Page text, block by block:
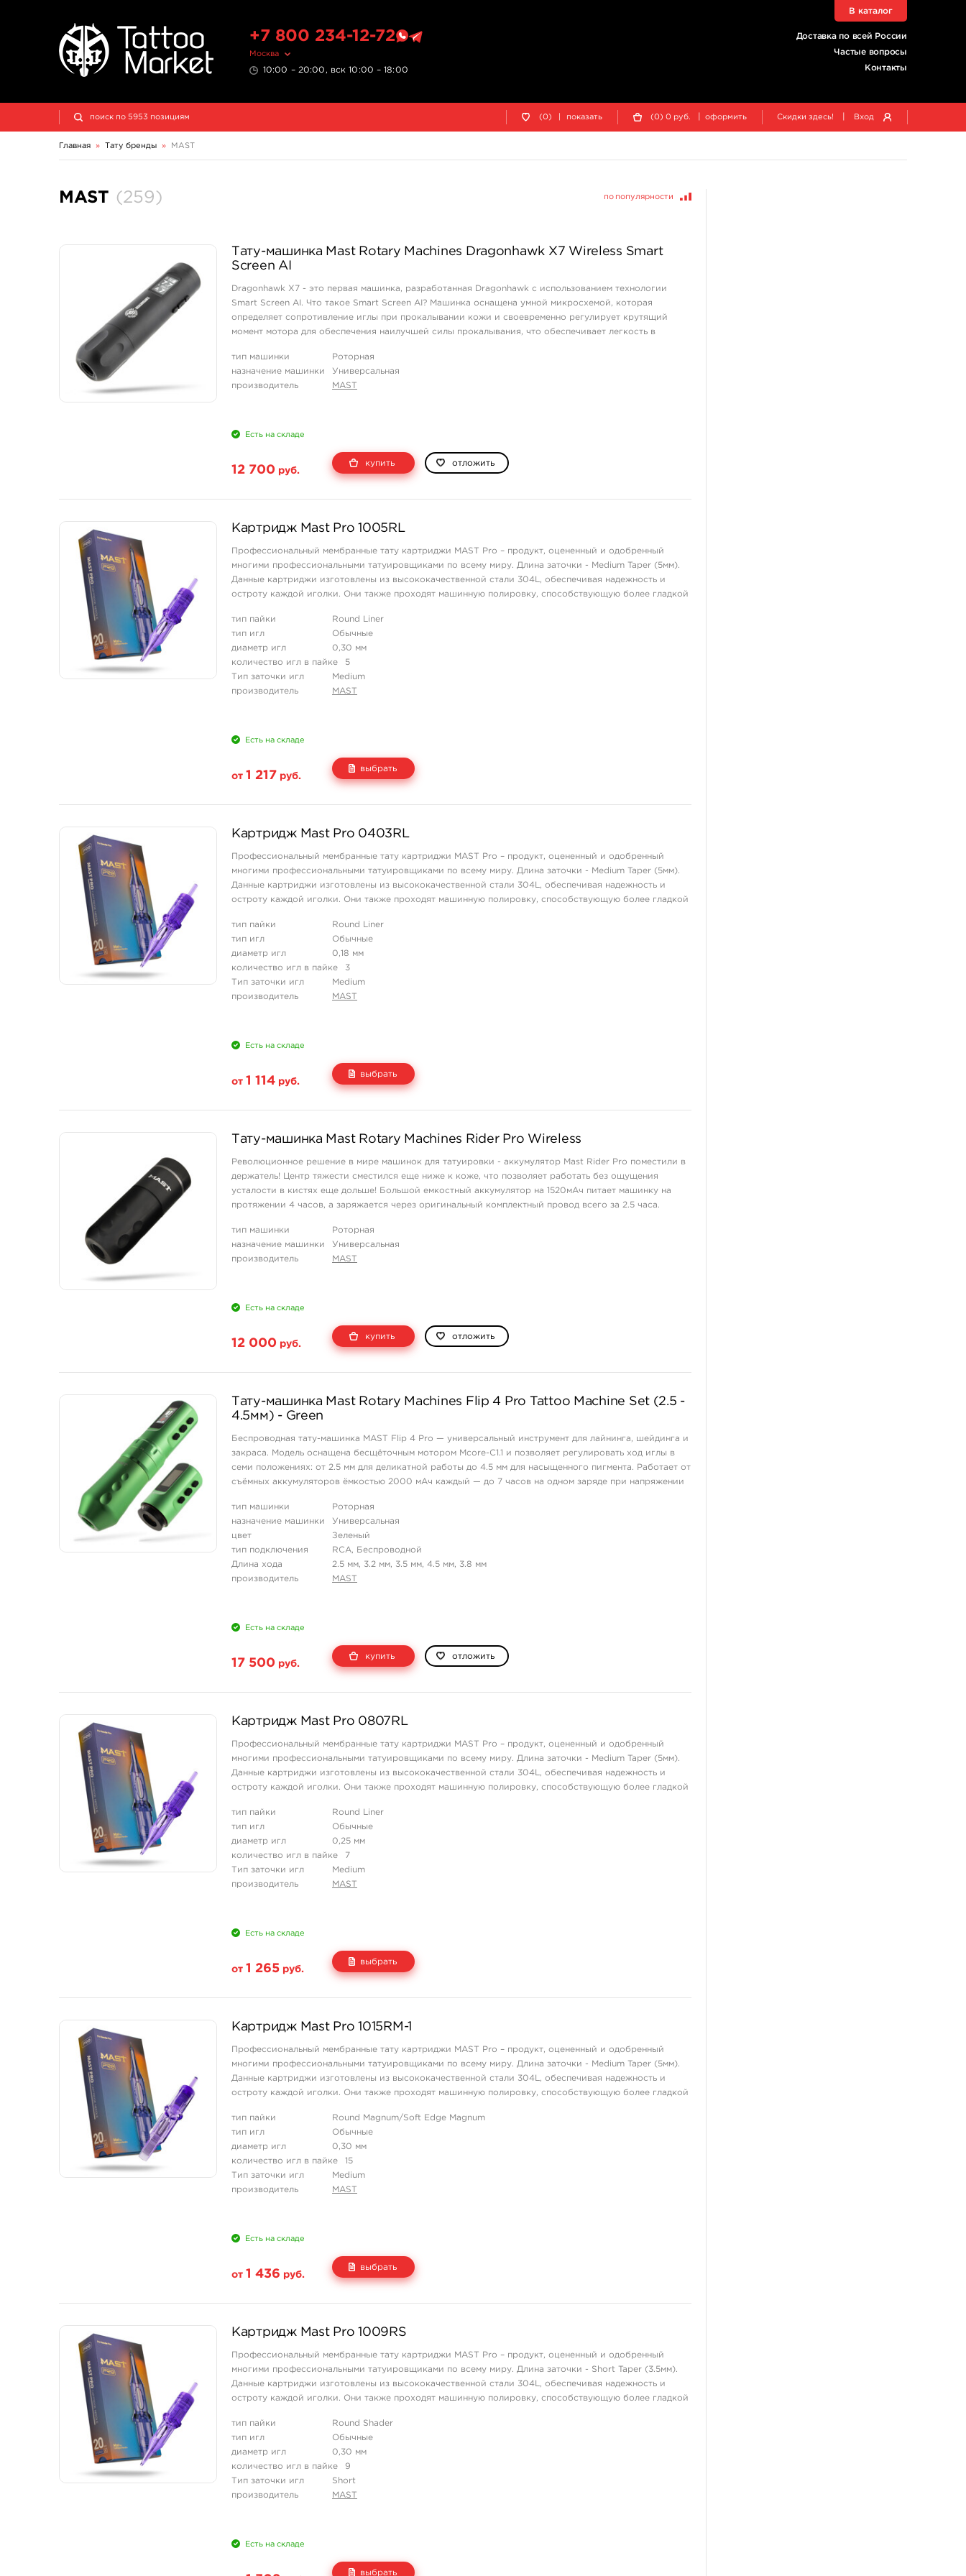
+7 800 234-12-72
Москва
10:00 – 20:00, вск 10:00 – 18:00
Доставка по всей России
Частые вопросы
Контакты
В каталог
(0) показать (0) 0 руб. оформить Скидки здесь! Вход
Главная » Тату бренды » MAST
по популярности
MAST (259 )
Тату-машинка Mast Rotary Machines Dragonhawk X7 Wireless Smart
Screen AI
Dragonhawk X7 - это первая машинка, разработанная Dragonhawk с использованием технологии
Smart Screen AI. Что такое Smart Screen AI? Машинка оснащена умной микросхемой, которая
определяет сопротивление иглы при прокалывании кожи и своевременно регулирует крутящий
момент мотора для обеспечения наилучшей силы прокалывания, что обеспечивает легкость в
тип машинки
Роторная
назначение машинки
Универсальная
производитель
MAST
Есть на складе
12 700 руб.
купить отложить
Картридж Mast Pro 1005RL
Профессиональный мембранные тату картриджи MAST Pro – продукт, оцененный и одобренный
многими профессиональными татуировщиками по всему миру. Длина заточки - Medium Taper (5мм).
Данные картриджи изготовлены из высококачественной стали 304L, обеспечивая надежность и
остроту каждой иголки. Они также проходят машинную полировку, способствующую более гладкой
тип пайки
Round Liner
тип игл
Обычные
диаметр игл
0,30 мм
количество игл в пайке
5
Тип заточки игл
Medium
производитель
MAST
Есть на складе
от 1 217 руб.
выбрать
20 шт (коробка)
Картридж Mast Pro 0403RL
Профессиональный мембранные тату картриджи MAST Pro – продукт, оцененный и одобренный
многими профессиональными татуировщиками по всему миру. Длина заточки - Medium Taper (5мм).
Данные картриджи изготовлены из высококачественной стали 304L, обеспечивая надежность и
остроту каждой иголки. Они также проходят машинную полировку, способствующую более гладкой
тип пайки
Round Liner
тип игл
Обычные
диаметр игл
0,18 мм
количество игл в пайке
3
Тип заточки игл
Medium
производитель
MAST
Есть на складе
от 1 114 руб.
выбрать
Тату-машинка Mast Rotary Machines Rider Pro Wireless
Революционное решение в мире машинок для татуировки - аккумулятор Mast Rider Pro поместили в
держатель! Центр тяжести сместился еще ниже к коже, что позволяет работать без ощущения
усталости в кистях еще дольше! Большой емкостный аккумулятор на 1520мАч питает машинку на
протяжении 4 часов, а заряжается через оригинальный комплектный провод всего за 2.5 часа.
тип машинки
Роторная
назначение машинки
Универсальная
производитель
MAST
Есть на складе
12 000 руб.
купить отложить
Тату-машинка Mast Rotary Machines Flip 4 Pro Tattoo Machine Set (2.5 -
4.5мм) - Green
Беспроводная тату-машинка MAST Flip 4 Pro — универсальный инструмент для лайнинга, шейдинга и
закраса. Модель оснащена бесщёточным мотором Mcore-C1.1 и позволяет регулировать ход иглы в
семи положениях: от 2.5 мм для деликатной работы до 4.5 мм для насыщенного пигмента. Работает от
съёмных аккумуляторов ёмкостью 2000 мАч каждый — до 7 часов на одном заряде при напряжении
тип машинки
Роторная
назначение машинки
Универсальная
цвет
Зеленый
тип подключения
RCA, Беспроводной
Длина хода
2.5 мм, 3.2 мм, 3.5 мм, 4.5 мм, 3.8 мм
производитель
MAST
Есть на складе
17 500 руб.
купить отложить
Картридж Mast Pro 0807RL
Профессиональный мембранные тату картриджи MAST Pro – продукт, оцененный и одобренный
многими профессиональными татуировщиками по всему миру. Длина заточки - Medium Taper (5мм).
Данные картриджи изготовлены из высококачественной стали 304L, обеспечивая надежность и
остроту каждой иголки. Они также проходят машинную полировку, способствующую более гладкой
тип пайки
Round Liner
тип игл
Обычные
диаметр игл
0,25 мм
количество игл в пайке
7
Тип заточки игл
Medium
производитель
MAST
Есть на складе
от 1 265 руб.
выбрать
20 шт (коробка)
Картридж Mast Pro 1015RM-1
Профессиональный мембранные тату картриджи MAST Pro – продукт, оцененный и одобренный
многими профессиональными татуировщиками по всему миру. Длина заточки - Medium Taper (5мм).
Данные картриджи изготовлены из высококачественной стали 304L, обеспечивая надежность и
остроту каждой иголки. Они также проходят машинную полировку, способствующую более гладкой
тип пайки
Round Magnum/Soft Edge Magnum
тип игл
Обычные
диаметр игл
0,30 мм
количество игл в пайке
15
Тип заточки игл
Medium
производитель
MAST
Есть на складе
от 1 436 руб.
выбрать
20 шт (коробка)
Картридж Mast Pro 1009RS
Профессиональный мембранные тату картриджи MAST Pro – продукт, оцененный и одобренный
многими профессиональными татуировщиками по всему миру. Длина заточки - Short Taper (3.5мм).
Данные картриджи изготовлены из высококачественной стали 304L, обеспечивая надежность и
остроту каждой иголки. Они также проходят машинную полировку, способствующую более гладкой
тип пайки
Round Shader
тип игл
Обычные
диаметр игл
0,30 мм
количество игл в пайке
9
Тип заточки игл
Short
производитель
MAST
Есть на складе
выбрать